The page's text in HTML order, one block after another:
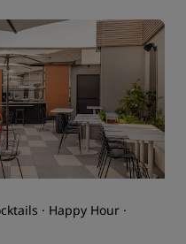
· Happy Hour ·